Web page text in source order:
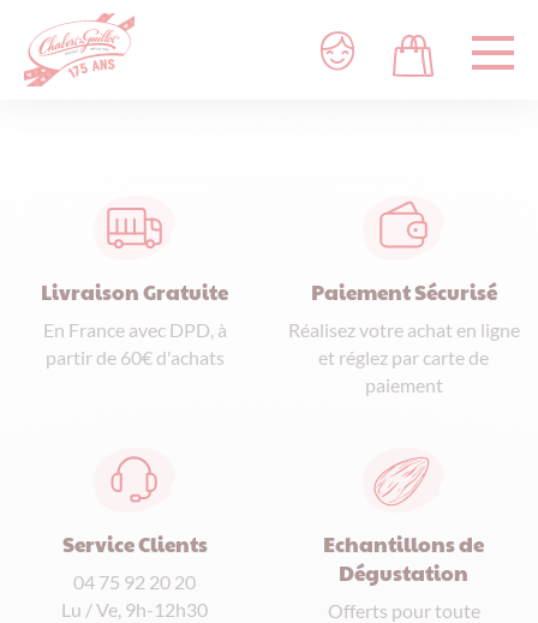
Livraison Gratuite
En France avec DPD, à
partir de 60€ d'achats
Paiement Sécurisé
Réalisez votre achat en ligne
et réglez par carte de
paiement
Service Clients
04 75 92 20 20
Lu / Ve, 9h-12h30
Echantillons de
Dégustation
Offerts pour toute